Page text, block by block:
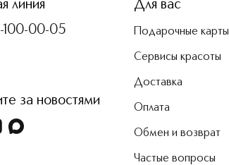
линия
100-00-05
за новостями
Для вас
Подарочные карты
Сервисы красоты
Доставка
Оплата
Обмен и возврат
Частые вопросы